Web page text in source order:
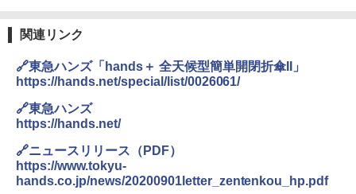
ァキア 2026～2027 地球の歩き方A ヨーロッ
￥2,277
ENDLESS BASE 《めざましテレビで紹介》
テント ワンタッチ RENEW 幅200 2-3人用 43
￥5,999
[キャンパーズコレクション 山善] 傘みたいに
広げるだけ パッとサッとテント ブラックコ
コンパクト 保冷力長持ち
￥2,980
関連リンク
🔗東急ハンズ「hands＋ 全天候型簡単開閉折傘II」
https://hands.net/special/list/0026061/
🔗東急ハンズ
https://hands.net/
🔗ニュースリリース（PDF）
https://www.tokyu-
hands.co.jp/news/20200901letter_zentenkou_hp.pdf